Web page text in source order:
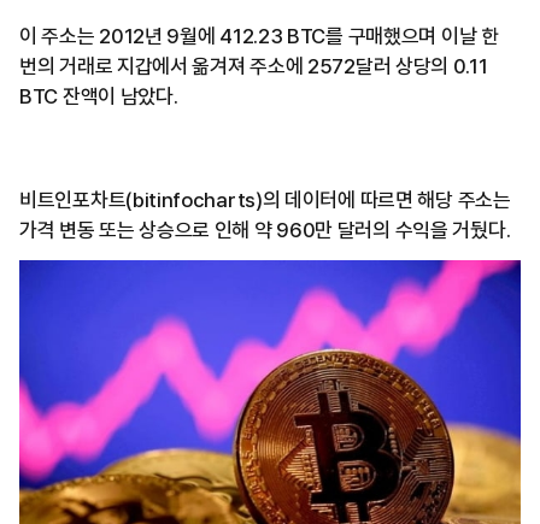
이 주소는 2012년 9월에 412.23 BTC를 구매했으며 이날 한
번의 거래로 지갑에서 옮겨져 주소에 2572달러 상당의 0.11
BTC 잔액이 남았다.
비트인포차트(bitinfocharts)의 데이터에 따르면 해당 주소는
가격 변동 또는 상승으로 인해 약 960만 달러의 수익을 거뒀다.